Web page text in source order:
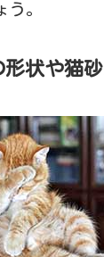
う。
形状や猫